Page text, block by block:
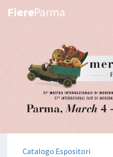
FiereParma
Catalogo Espositori